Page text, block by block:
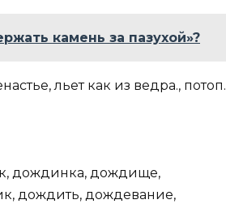
камень за пазухой»?
льет как из ведра., потоп.
дождинка, дождище,
дождить, дождевание,